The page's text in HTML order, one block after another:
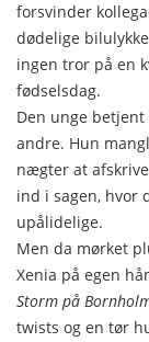
forsvinder
dødelige
ingen tror på en
fødselsdag.
Den unge betjent
andre. Hun
nægter at
ind i sagen, hvor
upålidelige.
Men da mørket
Xenia på egen
Storm på
twists og en tør